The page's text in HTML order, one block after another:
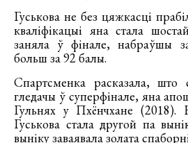
Гуськова не без цяжкасці
кваліфікацыі яна стала
заняла ў фінале, набраўшы
больш за 92 балы.
Спартсменка расказала, што
гледачы ў суперфінале, яна
Гульнях у Пхёнчхане (2018).
Гуськова стала другой па
выніку заваявала золата